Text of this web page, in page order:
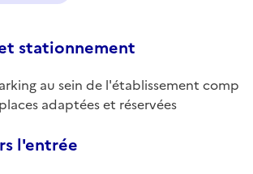
stationnement
au sein de l'établissement comp
adaptées et réservées
l'entrée